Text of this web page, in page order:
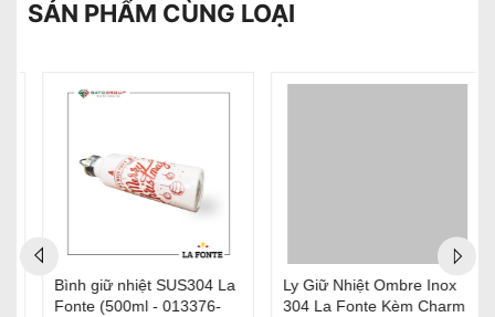
SẢN PHẨM CÙNG LOẠI
Ly Giữ Nhiệt Ombre Inox
304 La Fonte Kèm Charm
Ly Nhựa 2 lớp La Fonte
Vân Pha Lê Kèm Charm